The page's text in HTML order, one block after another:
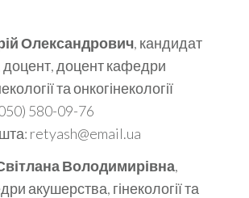
Олександрович, кандидат
доцент, доцент кафедри
та онкогінекології
580-09-76
retyash@email.ua
Володимирівна,
акушерства, гінекології та